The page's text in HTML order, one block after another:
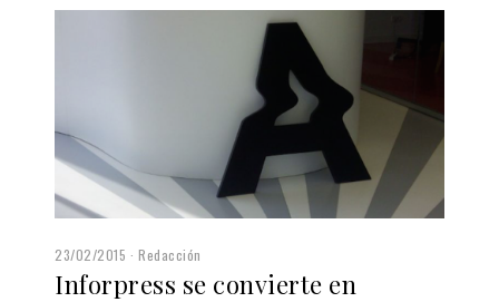
23/02/2015 Redacción
Inforpress se convierte en